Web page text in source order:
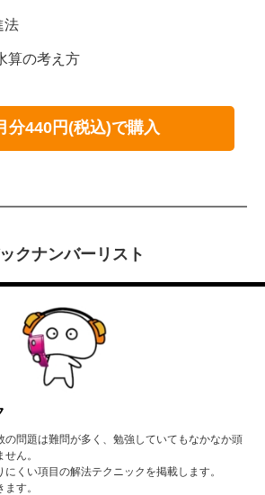
法
算の考え方
分440円(税込)で購入
クナンバーリスト
の問題は難問が多く、勉強していてもなかなか頭
ん。
くい項目の解法テクニックを掲載します。
す。